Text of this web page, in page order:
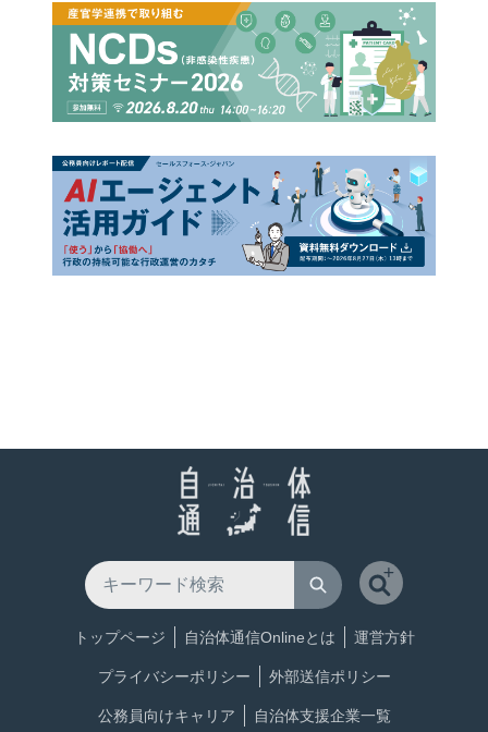
トップページ 自治体通信Onlineとは 運営方針
プライバシーポリシー 外部送信ポリシー
公務員向けキャリア 自治体支援企業一覧